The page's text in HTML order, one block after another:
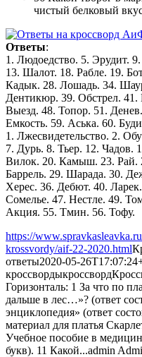
чистый белковый
Ответы:
1. Людоедство. 5. Эрудит.
13. Шалот. 18. Рабле. 19.
Кадык. 28. Лошадь. 34.
Дентикюр. 39. Обстрел.
Выезд. 48. Топор. 51.
Емкость. 59. Аська. 60.
1. Лжесвидетельство. 2.
7. Дурь. 8. Тьер. 12. Чадов.
Вилок. 20. Камыш. 23. Рай.
Баррель. 29. Шарада. 30.
Херес. 36. Дебют. 40.
Сомелье. 47. Нестле. 49.
Акция. 55. Тмин. 56. Тофу.
https://
krossvordy/aif-22-2020.html
ответы2020-05-
кроссвордыкроссворд
Горизонталь: 1 За что по
дальше в лес…»? (ответ
энциклопедия» (ответ
материал для платья
Учебное пособие в
букв). 11 Какой...admin